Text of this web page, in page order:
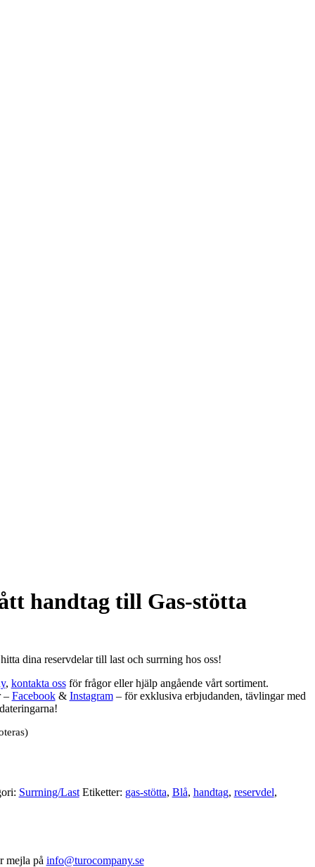
handtag till Gas-stötta
dina reservdelar till last och surrning hos oss!
, kontakta ossför frågor eller hjälp angående vårt sortiment.
– Facebook& Instagram– för exklusiva erbjudanden, tävlingar med
Surrning/Last Etiketter: gas-stötta, Blå, handtag, reservdel,
mejla på info@turocompany.se